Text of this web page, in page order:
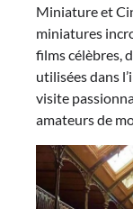
Miniature et
miniatures
films célèbres,
utilisées dans
visite
amateurs de